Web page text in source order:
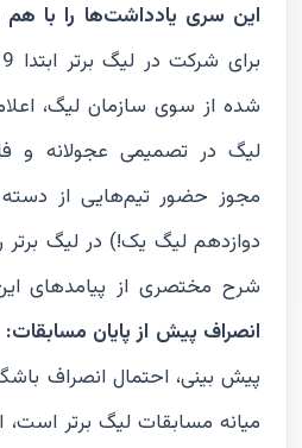
این سری یادداشت‌ها را با هم
شده از سوی سازمان لیگ،
لیگ در تصمیمی عجولانه و
مجوز حضور تیم‌هایی از
دوازدهم لیگ یک!) در لیگ برتر
شرح مختصری از پیامدهای
انصراف پیش از پایان مسابقات:
پیش بینی، احتمال انصراف
میانه مسابقات لیگ برتر است،